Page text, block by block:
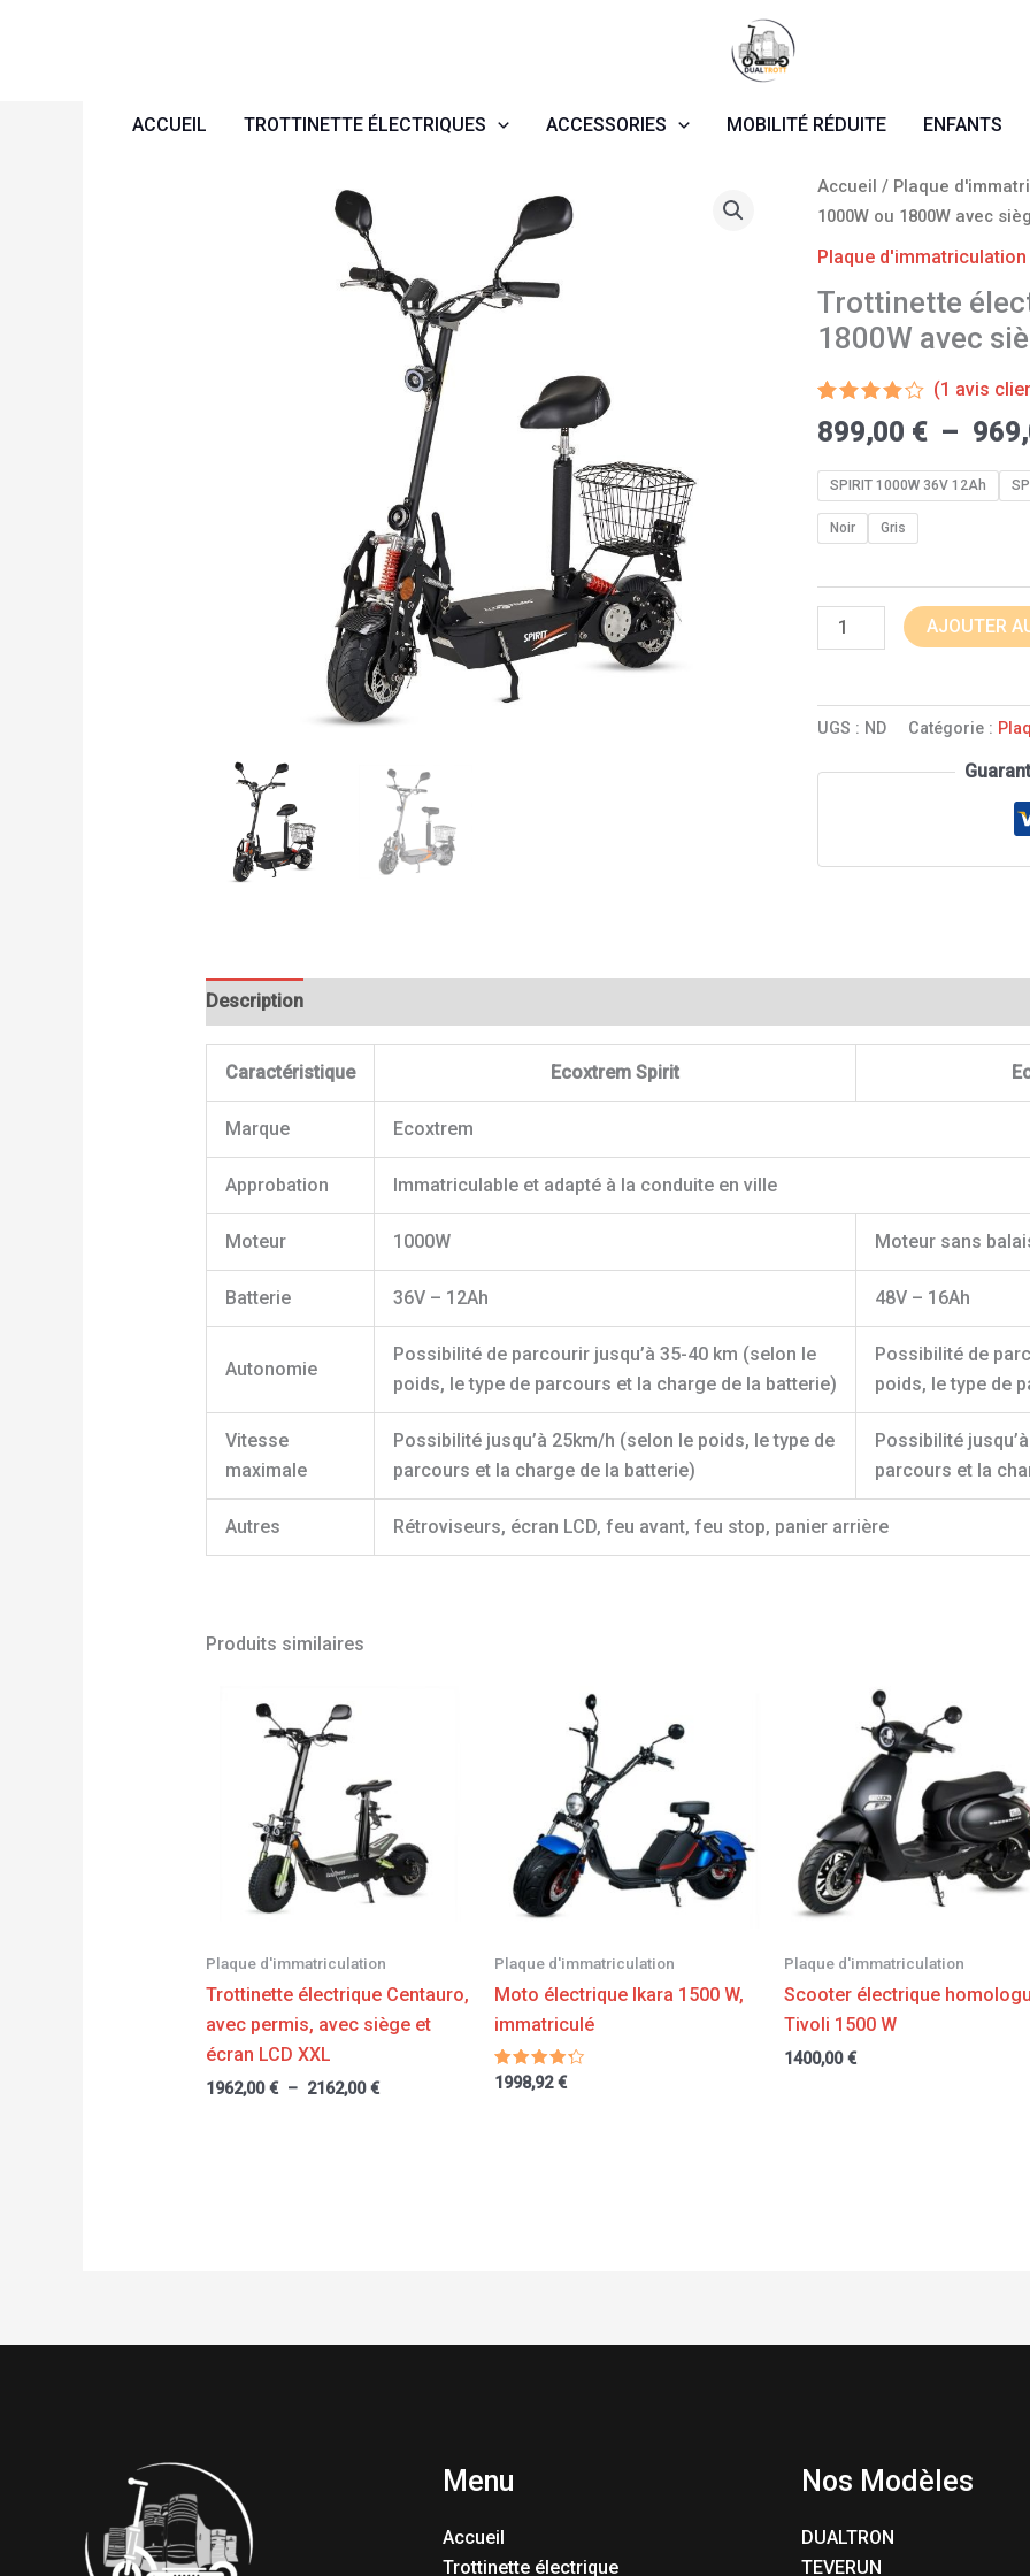
ACCUEIL TROTTINETTE ÉLECTRIQUES ACCESSORIES MOBILITÉ RÉDUITE ENFANTS
Accueil / Plaque
1000W ou 1800W avec
Plaque d'immatriculation
Trottinette
1800W avec
Noté
4.00
basé
sur
1
notation
client
(1 avis
899,00 € –
SPIRIT 1000W 36V 12Ah
Noir Gris
quantité
de
Trottinette
Spirit
1000W
1800W
avec
AJOUTER
UGS : ND Catégorie :
Description
Caractéristique Ecoxtrem Spirit
Marque Ecoxtrem
Approbation Immatriculable et adapté à la conduite en ville
Moteur 1000W Moteur sans
Batterie 36V – 12Ah 48V – 16Ah
Autonomie
Possibilité de parcourir jusqu’à 35-40 km (selon le
poids, le type de parcours et la charge de la batterie)
Possibilité de
poids, le type de
Vitesse
maximale
Possibilité jusqu’à 25km/h (selon le poids, le type de
parcours et la charge de la batterie)
Possibilité
parcours et la
Autres Rétroviseurs, écran LCD, feu avant, feu stop, panier arrière
Produits similaires
Plaque d'immatriculation
Trottinette électrique Centauro,
avec permis, avec siège et
écran LCD XXL
1962,00€ – 2162,00€
2162,00 €
Plaque d'immatriculation
Moto électrique Ikara 1500 W,
immatriculé
Note
4.00
1998,92€
Plaque d'immatriculation
Scooter électrique
Tivoli 1500 W
1400,00€
Menu
Accueil
Trottinette électrique
Nos Modèles
DUALTRON
TEVERUN